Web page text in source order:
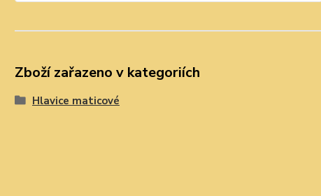
Zboží zařazeno v kategoriích
Hlavice maticové